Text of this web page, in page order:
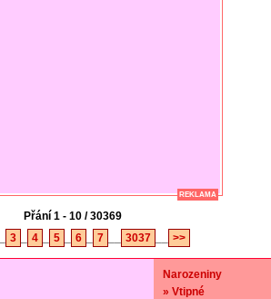
REKLAMA
Přání 1 - 10 / 30369
3 4 5 6 7 3037 >>
Narozeniny
» Vtipné